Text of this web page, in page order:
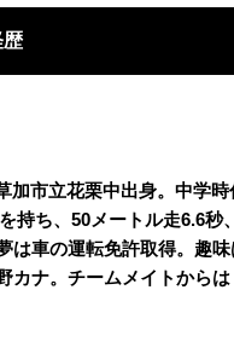
歴
市立花栗中出身。中学
持ち、50メートル走6.6秒
は車の運転免許取得。趣
ナ。チームメイトからは